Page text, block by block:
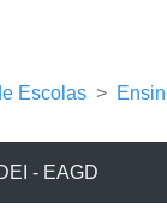
Escolas
- EAGD